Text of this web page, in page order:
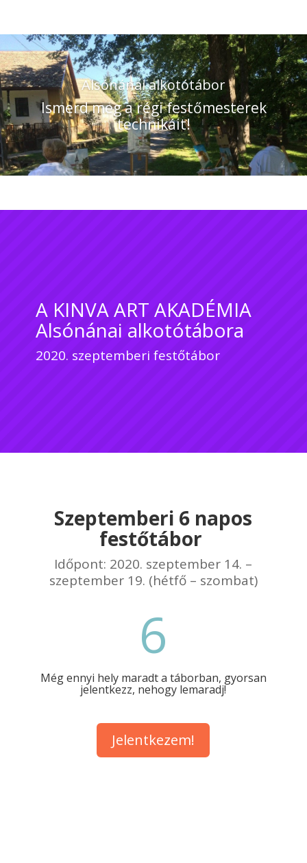
Alsónánai alkotótábor
Ismerd meg a régi festőmesterek
technikáit!
A KINVA ART AKADÉMIA
Alsónánai alkotótábora
2020. szeptemberi festőtábor
Szeptemberi 6 napos
festőtábor
Időpont: 2020. szeptember 14. –
szeptember 19. (hétfő – szombat)
6
Még ennyi hely maradt a táborban, gyorsan
jelentkezz, nehogy lemaradj!
Jelentkezem!